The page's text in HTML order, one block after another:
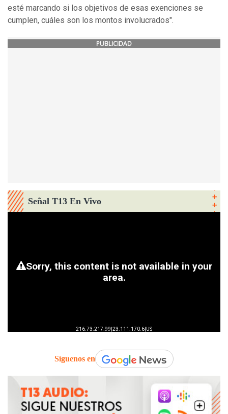
esté marcando si los objetivos de esas exenciones se
cumplen, cuáles son los montos involucrados".
PUBLICIDAD
Señal T13 En Vivo
Síguenos en